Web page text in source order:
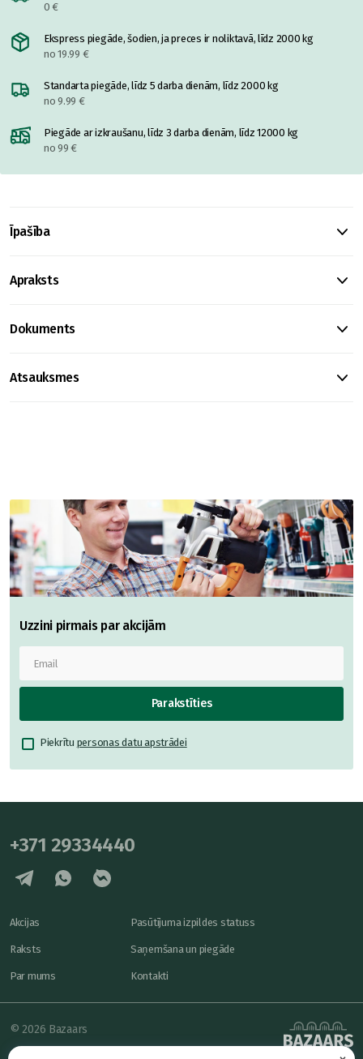
0 €
Ekspress piegāde, šodien, ja preces ir noliktavā, līdz 2000 kg
no 19.99 €
Standarta piegāde, līdz 5 darba dienām, līdz 2000 kg
no 9.99 €
Piegāde ar izkraušanu, līdz 3 darba dienām, līdz 12000 kg
no 99 €
Īpašība
Apraksts
Dokuments
Atsauksmes
Uzzini pirmais par akcijām
Parakstīties
Piekrītu personas datu apstrādei
+371 29334440
Akcijas
Raksts
Par mums
Pasūtījuma izpildes statuss
Saņemšana un piegāde
Kontakti
© 2026 Bazaars